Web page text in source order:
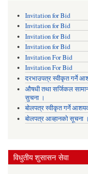
Invitation for Bid
Invitation for Bid
Invitation for Bid
Invitation for Bid
Invitation For Bid
Invitation For Bid
दरभाउपत्र स्वीकृत गर्ने
औषधी तथा सर्जिकल
सुचना ।
बोलपत्र स्वीकृत गर्ने
बोलपत्र आव्हानको सूचना ।
विधुतीय शुसासन सेवा